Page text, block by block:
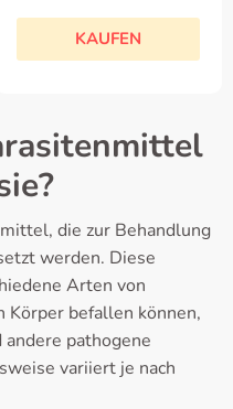
KAUFEN
die zur Behandlung
werden. Diese
Arten von
Körper befallen können,
pathogene
variiert je nach